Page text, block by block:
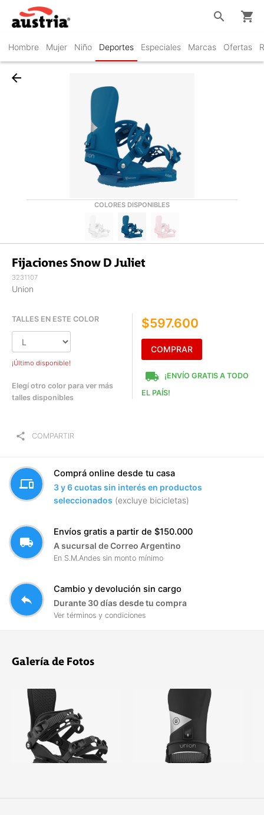
Hombre Mujer Niño Deportes Especiales Marcas Ofertas
search shopping_cart
COLORES DISPONIBLES
arrow_back
Fijaciones Snow D Juliet
3231107
Union
TALLES EN ESTE COLOR
¡Último disponible!
Elegí otro color para ver más
talles disponibles
$597.600
COMPRAR
local_shipping
¡ENVÍO GRATIS A TODO
EL PAÍS!
share COMPARTIR
devices
Comprá online desde tu casa
3 y 6 cuotas sin interés en productos
seleccionados (excluye bicicletas)
local_shipping
Envíos gratis a partir de $150.000
A sucursal de Correo Argentino
En S.M.Andes sin monto mínimo
reply
Cambio y devolución sin cargo
Durante 30 días desde tu compra
Ver términos y condiciones
Galería de Fotos